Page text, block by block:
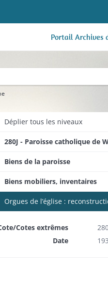
Portail Archives
Dépliertous les niveaux
280J - Paroisse catholique de
Biens de la paroisse
Biens mobiliers, inventaires
Orgues de l’église :
Cotes extrêmes
Date